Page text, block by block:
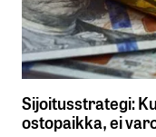
Sijoitusstrategi:
ostopaikka, ei